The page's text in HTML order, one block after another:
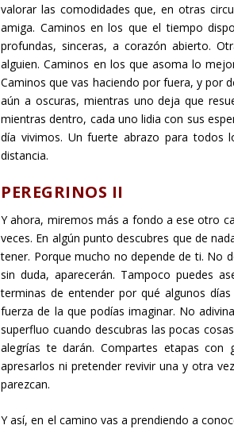
valorar las comodidades que, en otras
amiga. Caminos en los que el tiempo
profundas, sinceras, a corazón abierto.
alguien. Caminos en los que asoma lo
Caminos que vas haciendo por fuera, y por
aún a oscuras, mientras uno deja que
mientras dentro, cada uno lidia con sus
día vivimos. Un fuerte abrazo para todos
distancia.
PEREGRINOS II
Y ahora, miremos más a fondo a ese otro
veces. En algún punto descubres que de
tener. Porque mucho no depende de ti. No
sin duda, aparecerán. Tampoco puedes
terminas de entender por qué algunos
fuerza de la que podías imaginar. No
superfluo cuando descubras las pocas
alegrías te darán. Compartes etapas
apresarlos ni pretender revivir una y otra
parezcan.
Y así, en el camino vas a prendiendo a